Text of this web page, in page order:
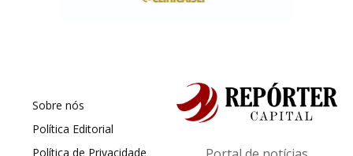
Sobre nós
Política Editorial
Política de Privacidade